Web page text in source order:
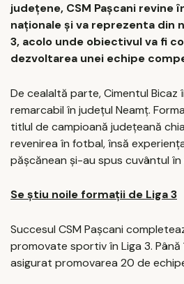
județene, CSM Pașcani revine
naționale și va reprezenta din
3, acolo unde obiectivul va fi
dezvoltarea unei echipe
De cealaltă parte, Cimentul Bicaz
remarcabil în județul Neamț.
titlul de campioană județeană
revenirea în fotbal, însă
pășcănean și-au spus cuvântul în
Se știu noile formații de Liga 3
Succesul CSM Pașcani
promovate sportiv în Liga 3.
asigurat promovarea 20 de